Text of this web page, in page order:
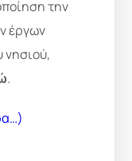
την
έργων
νησιού,
.